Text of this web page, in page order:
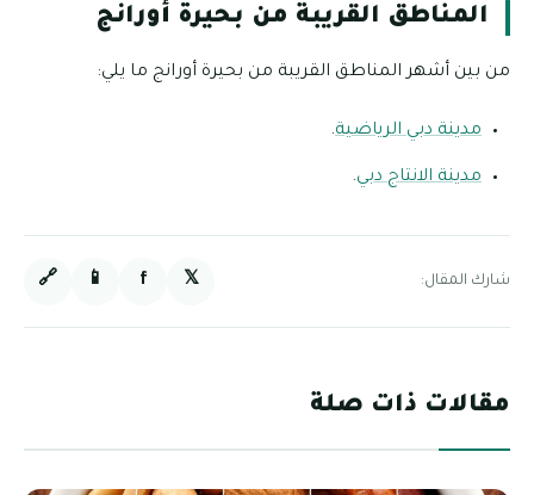
المناطق القريبة من بحيرة أورانج
من بين أشهر المناطق القريبة من بحيرة أورانج ما يلي:
مدينة دبي الرياضية.
مدينة الانتاج دبي.
شارك المقال: 𝕏
f
📱
🔗
مقالات ذات صلة